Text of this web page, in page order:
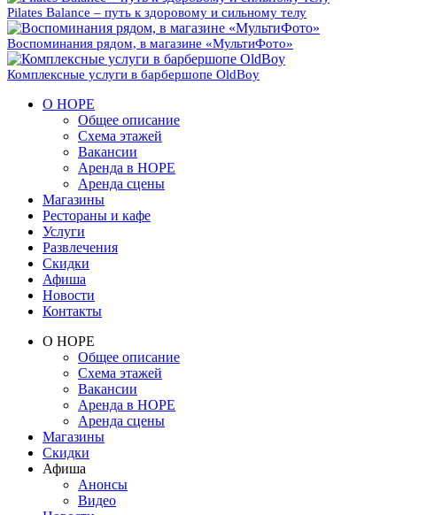
Pilates Balance – путь к здоровому и сильному телу
Воспоминания рядом, в магазине «МультиФото»
Комплексные услуги в барбершопе OldBoy
О НОРЕ
Общее описание
Схема этажей
Вакансии
Аренда в НОРЕ
Аренда сцены
Магазины
Рестораны и кафе
Услуги
Развлечения
Скидки
Афиша
Новости
Контакты
О НОРЕ
Общее описание
Схема этажей
Вакансии
Аренда в НОРЕ
Аренда сцены
Магазины
Скидки
Афиша
Анонсы
Видео